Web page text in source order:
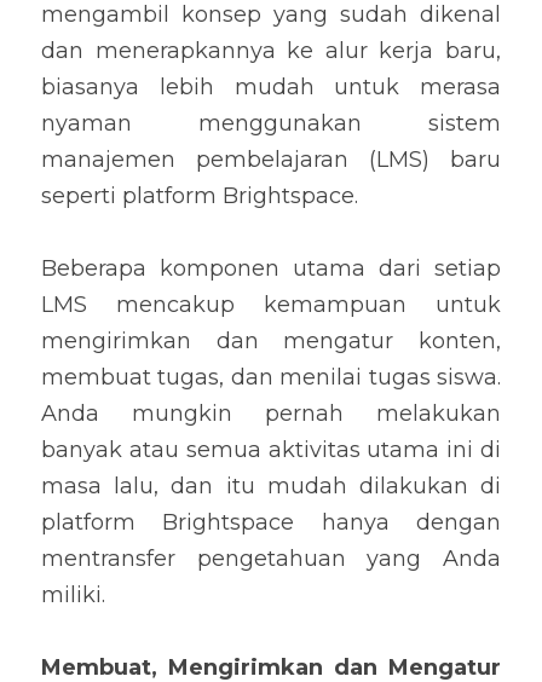
mengambil konsep yang sudah dikenal
dan menerapkannya ke alur kerja baru,
biasanya lebih mudah untuk merasa
nyaman menggunakan sistem
manajemen pembelajaran (LMS) baru
seperti platform Brightspace.
Beberapa komponen utama dari setiap
LMS mencakup kemampuan untuk
mengirimkan dan mengatur konten,
membuat tugas, dan menilai tugas siswa.
Anda mungkin pernah melakukan
banyak atau semua aktivitas utama ini di
masa lalu, dan itu mudah dilakukan di
platform Brightspace hanya dengan
mentransfer pengetahuan yang Anda
miliki.
Membuat, Mengirimkan dan Mengatur